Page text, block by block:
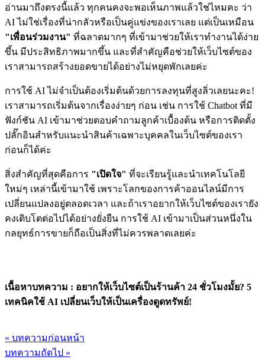
อ่านมาถึงตรงนี้แล้ว ทุกคนคงจะพอเห็นภาพแล้วใช่ไหมคะ ว่า
AI ไม่ใช่เรื่องที่น่ากลัวหรือเป็นคู่แข่งของเราเลย แต่เป็นเหมือน
"เพื่อนร่วมงาน" ที่ฉลาดมากๆ ที่เข้ามาช่วยให้เราทำงานได้ง่าย
ขึ้น มีประสิทธิภาพมากขึ้น และที่สำคัญคือช่วยให้เว็บไซต์ของ
เราสามารถสร้างยอดขายได้อย่างไม่หยุดพักเลยค่ะ
การใช้ AI ไม่จำเป็นต้องเริ่มต้นด้วยการลงทุนที่สูงลิ่วเลยนะคะ!
เราสามารถเริ่มต้นจากเรื่องง่ายๆ ก่อน เช่น การใช้ Chatbot ที่มี
ฟังก์ชัน AI เข้ามาช่วยตอบคำถามลูกค้าเบื้องต้น หรือการติดตั้ง
ปลั๊กอินสำหรับแนะนำสินค้าเฉพาะบุคคลในเว็บไซต์ของเรา
ก่อนก็ได้ค่ะ
สิ่งสำคัญที่สุดคือการ "เปิดใจ" ที่จะเรียนรู้และนำเทคโนโลยี
ใหม่ๆ เหล่านี้เข้ามาใช้ เพราะโลกของการค้าออนไลน์มีการ
เปลี่ยนแปลงอยู่ตลอดเวลา และถ้าเราอยากให้เว็บไซต์ของเรายัง
คงเติบโตต่อไปได้อย่างยั่งยืน การใช้ AI เข้ามาเป็นส่วนหนึ่งใน
กลยุทธ์การขายก็ถือเป็นสิ่งที่ไม่ควรพลาดเลยค่ะ
เนื้อหาบทความ : อยากให้เว็บไซต์เป็นร้านค้า 24 ชั่วโมงมั้ย? 5
เทคนิคใช้ AI เปลี่ยนเว็บให้เป็นเครื่องดูดทรัพย์!
« บทความก่อนหน้า
บทความถัดไป »